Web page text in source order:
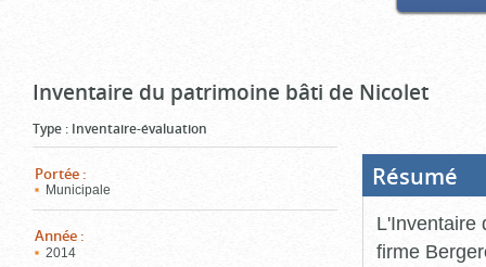
Inventaire du patrimoine bâti de Nicolet
Type : Inventaire-évaluation
Portée :
Municipale
Année :
2014
Résumé
L'Inventaire
firme